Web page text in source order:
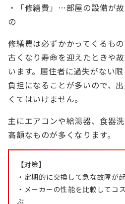
・「修繕費」…部屋の設備が
の
修繕費は必ずかかってくるも
古くなり寿命を迎えたときや
います。居住者に過失がない
負担になることが多いので、
くてはいけません。
主にエアコンや給湯器、食器
高額なものが多くなります。
【対策】
・定期的に交換して急な故障が
・メーカーの性能を比較してコ
ぶ